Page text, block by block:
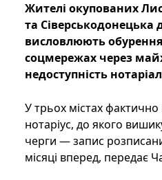
Жителі окупованих
та Сіверськодонецька
висловлюють обурення
соцмережах через
недоступність
У трьох містах
нотаріус, до якого
черги — запис
місяці вперед, передає